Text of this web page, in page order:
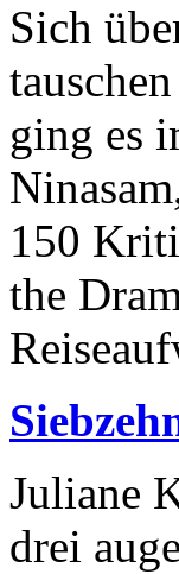
Sich
ging es
150
the
Juliane
drei